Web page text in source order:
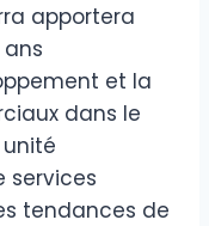
apportera
et la
dans le
services
tendances de